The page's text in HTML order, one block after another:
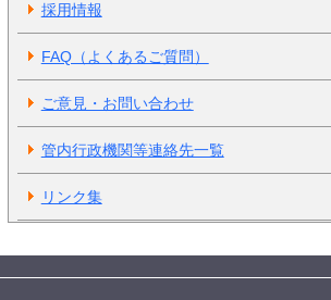
採用情報
FAQ（よくあるご質問）
ご意見・お問い合わせ
管内行政機関等連絡先一覧
リンク集